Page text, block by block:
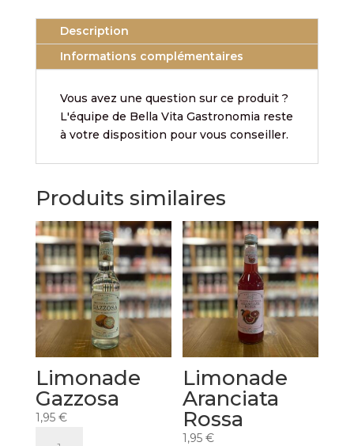
Description
Informations complémentaires
Vous avez une question sur ce produit ?
L'équipe de Bella Vita Gastronomia reste
à votre disposition pour vous conseiller.
Produits similaires
Limonade
Gazzosa
1,95 €
Limonade
Aranciata
Rossa
1,95€